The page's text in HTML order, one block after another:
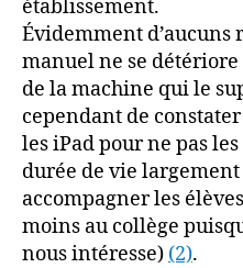
établissement.
Évidemment d’aucuns
manuel ne se détériore
de la machine qui le
cependant de
les iPad pour ne pas
durée de vie
accompagner les
moins au collège
nous intéresse) (2).